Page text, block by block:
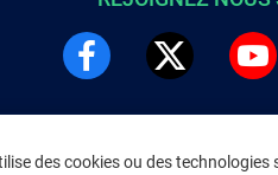
des cookies ou des